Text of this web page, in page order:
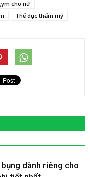
cho nữ
Thể dục thẩm mỹ
dành riêng cho